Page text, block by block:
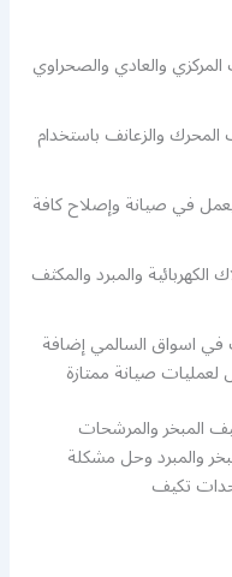
والعادي والصحراوي
والزعانف باستخدام
في صيانة وإصلاح كافة
والمبرد والمكثف
اسواق السالمي إضافة
صيانة ممتازة
المبخر والمرشحات
والمبرد وحل مشكلة
تكيف